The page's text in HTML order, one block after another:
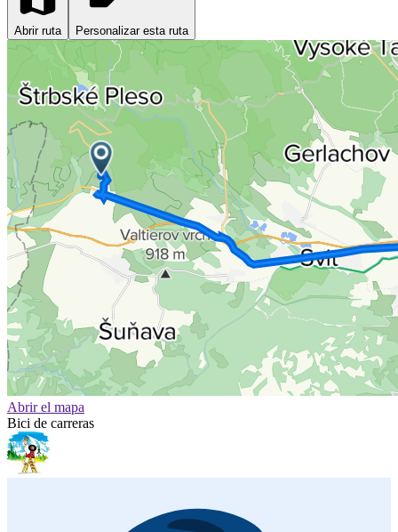
Abrir ruta Personalizar esta ruta
Abrir el mapa
Bici de carreras